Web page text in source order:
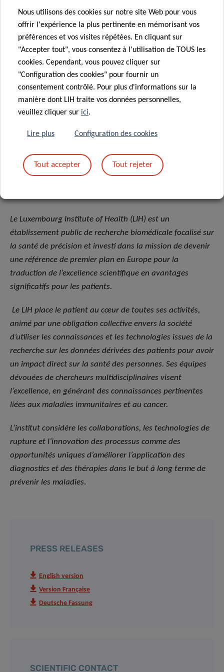
10.1111/all.15408).
Financement et collaborations
Cette étude a été soutenue par le Fonds national de la
recherche du Luxembourg sur les subventions du
programme PRIDE/11012546/NEXTIMMUNE (JK, GM, CH,
MO, AK) et PRIDE17/11823097/MICROH (RC, AK) ;
soutenue par la subvention du Consortium de médecine
personnalisée APSIS, PMC/2017/02 (AK) et par des fonds
de la Recherche (MESR), Luxembourg (AC, CH, MO, AK).
Le Luxembourg Institute of Health (LIH) est un
établissement public de recherche biomédicale focalisé sur
la santé de précision et investi dans la mission de devenir
une référence de premier plan en Europe pour la
traduction de l’excellence scientifique en avantages
significatifs pour les patients.
Le LIH place le patient au cœur de toutes ses activités,
animé par une obligation collective envers la société
d’utiliser les connaissances et les technologies issues de la
recherche sur les données dérivées des patients pour avoir
un impact direct sur la santé des personnes. Ses équipes
dévouées de chercheurs multidisciplinaires visent
l’excellence, en générant des connaissances pertinentes
liées aux maladies immunitaires et au cancer.
L’institut considère les collaborations, les technologies de
rupture et l’innovation des processus comme des
opportunités uniques d’améliorer l’application des
diagnostics et des thérapies dans le but à long terme de
prévenir les maladies.
PRESS RELEASES
English version
Version Française
Deutsche Fassung
SCIENTIFIC CONTACT
Nous utilisons des cookies sur notre site Web pour vous
offrir l'expérience la plus pertinente en mémorisant vos
préférences et vos visites répétées. En cliquant sur
"Accepter tout", vous consentez à l'utilisation de TOUS les
cookies. Cependant, vous pouvez cliquer sur
"Configuration des cookies" pour fournir un
consentement contrôlé. Pour plus d'informations sur la
manière dont LIH traite vos données personnelles,
veuillez cliquer sur ici.
Lire plus Configuration des cookies
Tout accepter Tout rejeter